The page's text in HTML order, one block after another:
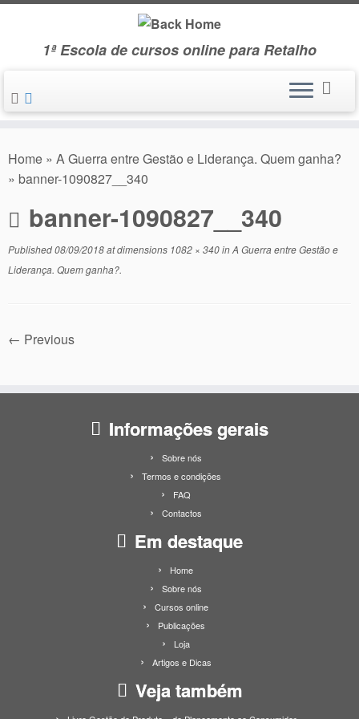
Skip
1ª Escola de cursos online para Retalho
Home » A Guerra entre Gestão e Liderança. Quem ganha?
» banner-1090827__340
banner-1090827__340
Published08/09/2018at dimensions 1082 × 340inA Guerra entre Gestão e
Liderança. Quem ganha?.
← Previous
Informações gerais
Sobre nós
Termos e condições
FAQ
Contactos
Em destaque
Home
Sobre nós
Cursos online
Publicações
Loja
Artigos e Dicas
Veja também